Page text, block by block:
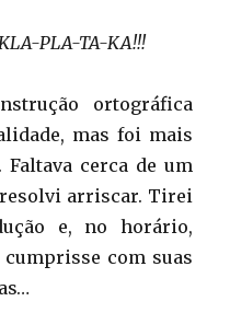
PLA-TA-KA!!!
ortográfica
mas foi mais
cerca de um
arriscar. Tirei
e, no horário,
com suas